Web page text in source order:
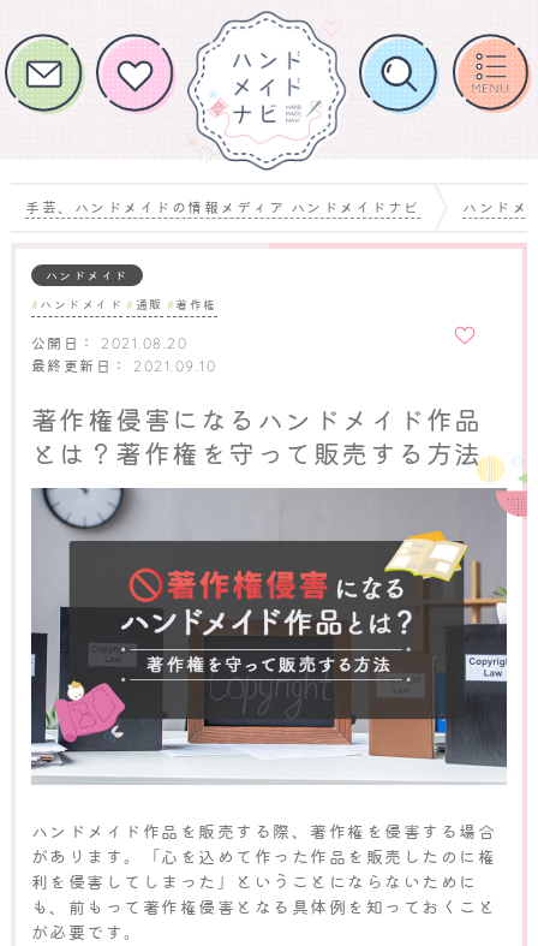
手芸、ハンドメイドの情報メディア ハンドメイドナビ ハンドメ
ハンドメイド
ハンドメイド 通販 著作権
公開日： 2021.08.20
最終更新日： 2021.09.10
入りに
著作権侵害になるハンドメイド作品
とは？著作権を守って販売する方法
ハンドメイド作品を販売する際、著作権を侵害する場合
があります。「心を込めて作った作品を販売したのに権
利を侵害してしまった」ということにならないために
も、前もって著作権侵害となる具体例を知っておくこと
が必要です。